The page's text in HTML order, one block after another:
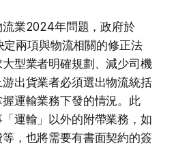
業2024年問題，政府於
兩項與物流相關的修正法
型業者明確規劃、減少司機
出貨業者必須選出物流統括
運輸業務下發的情況。此
運輸」以外的附帶業務，如
，也將需要有書面契約的簽